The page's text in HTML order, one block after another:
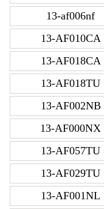
13-af006nf
13-AF010CA
13-AF018CA
13-AF018TU
13-AF002NB
13-AF000NX
13-AF057TU
13-AF029TU
13-AF001NL